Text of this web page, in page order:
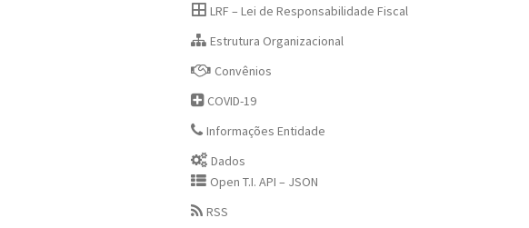
LRF – Lei de Responsabilidade Fiscal
Estrutura Organizacional
Convênios
COVID-19
Informações Entidade
Dados
Open T.I. API – JSON
RSS